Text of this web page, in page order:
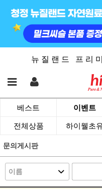
뉴 질 랜 드 프 리
베스트 이벤트
전체상품 하이웰초
문의게시판